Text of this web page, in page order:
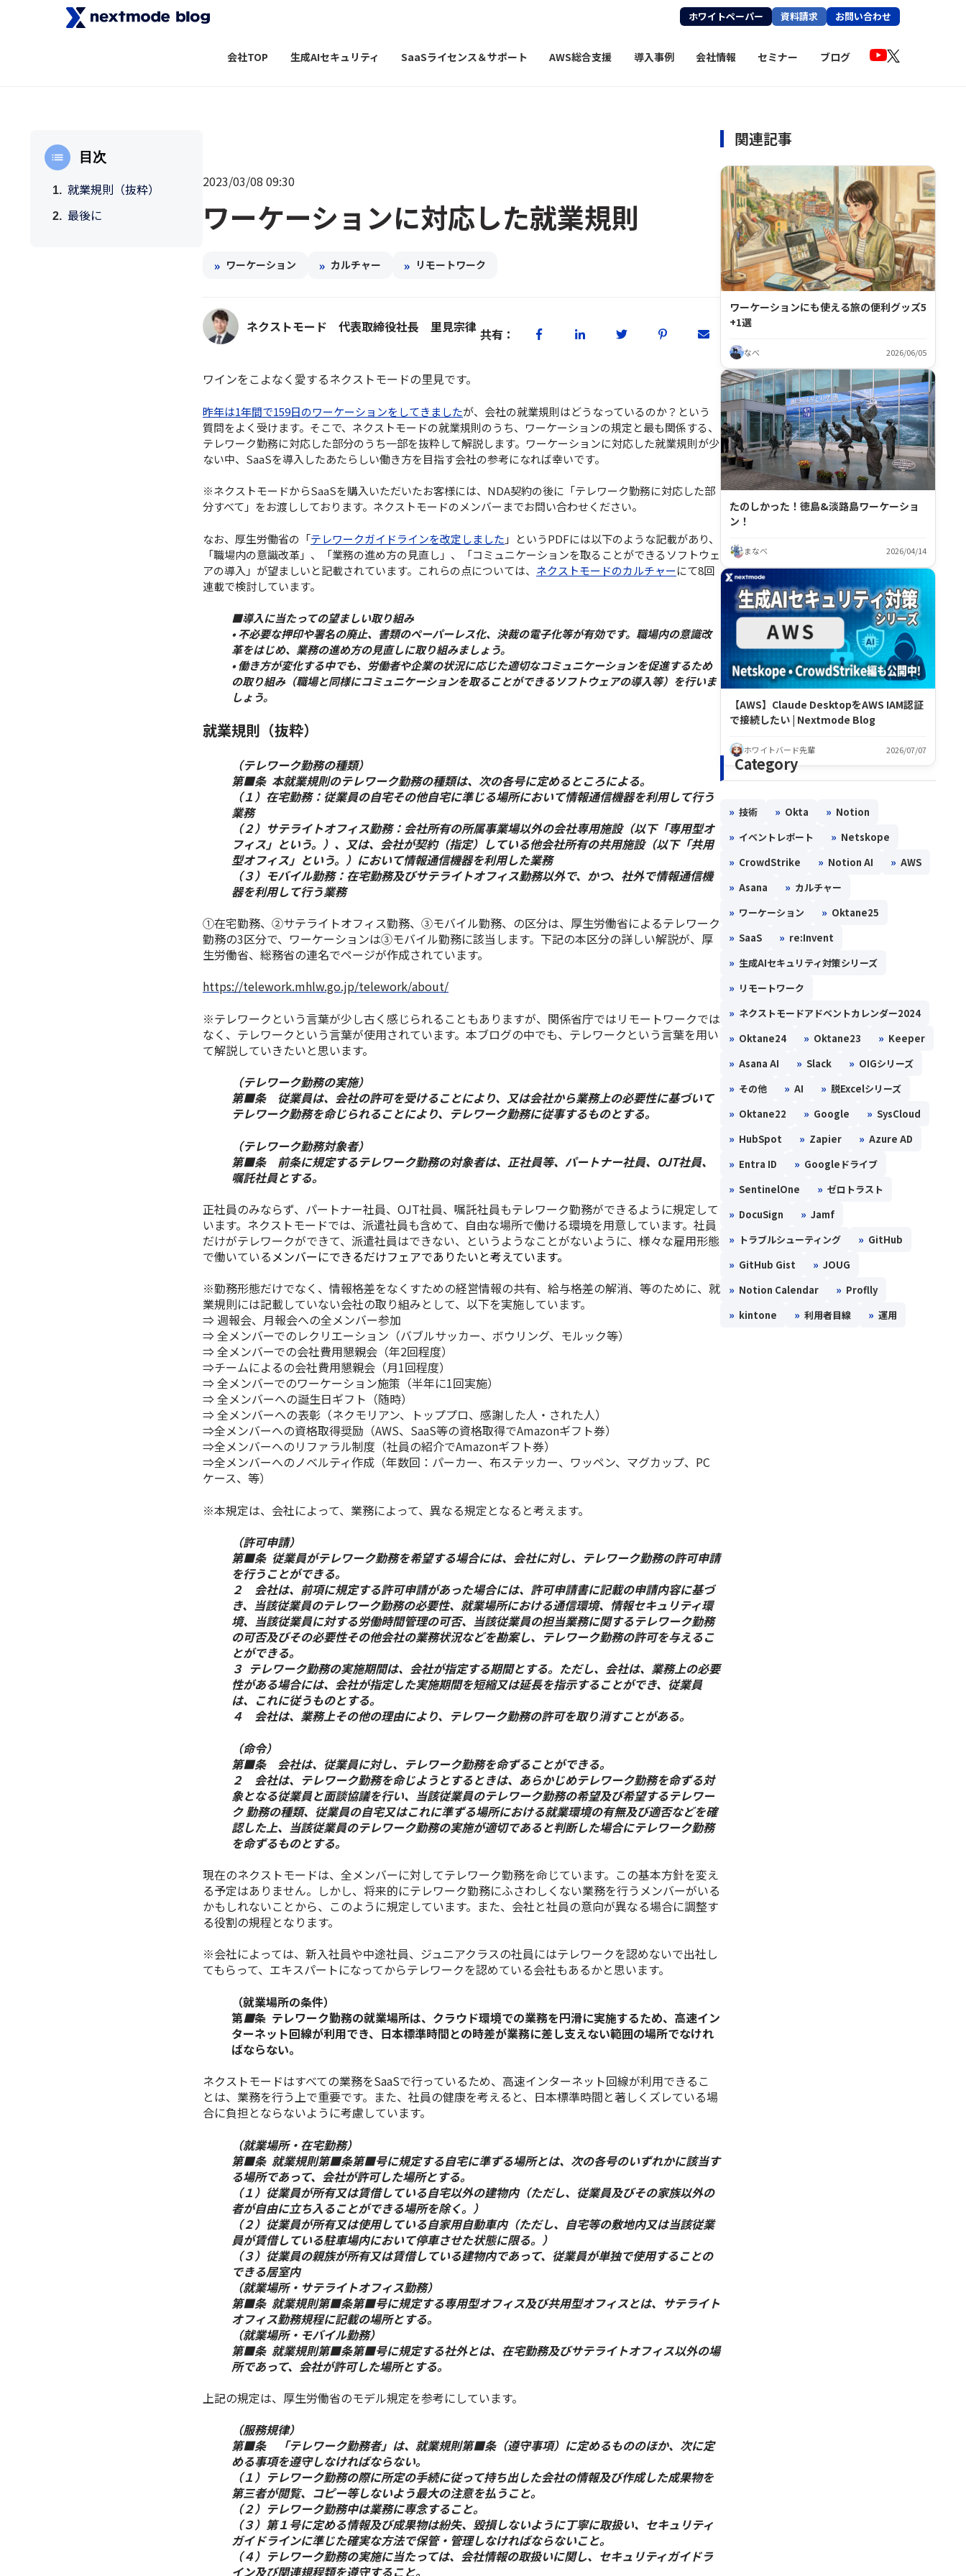
ホワイトペーパー 資料請求 お問い合わせ
会社TOP 生成AIセキュリティ SaaSライセンス＆サポート AWS総合支援 導入事例 会社情報 セミナー ブログ
目次
就業規則（抜粋）
最後に
2023/03/08 09:30
ワーケーションに対応した就業規則
» ワーケーション » カルチャー » リモートワーク
ネクストモード 代表取締役社長 里見宗律 共有：
ワインをこよなく愛するネクストモードの里見です。
昨年は1年間で159日のワーケーションをしてきましたが、会社の就業規則はどうなっているのか？という
質問をよく受けます。そこで、ネクストモードの就業規則のうち、ワーケーションの規定と最も関係する、
テレワーク勤務に対応した部分のうち一部を抜粋して解説します。ワーケーションに対応した就業規則が少
ない中、SaaSを導入したあたらしい働き方を目指す会社の参考になれば幸いです。
※ネクストモードからSaaSを購入いただいたお客様には、NDA契約の後に「テレワーク勤務に対応した部
分すべて」をお渡ししております。ネクストモードのメンバーまでお問い合わせください。
なお、厚生労働省の「テレワークガイドラインを改定しました 」というPDFには以下のような記載があり、
「職場内の意識改革」、「業務の進め方の見直し」、「コミュニケーションを取ることができるソフトウェ
アの導入」が望ましいと記載されています。これらの点については、 ネクストモードのカルチャーにて8回
連載で検討しています。
■導入に当たっての望ましい取り組み
• 不必要な押印や署名の廃止、書類のペーパーレス化、決裁の電子化等が有効です。職場内の意識改
革をはじめ、業務の進め方の見直しに取り組みましょう。
• 働き方が変化する中でも、労働者や企業の状況に応じた適切なコミュニケーションを促進するため
の取り組み（職場と同様にコミュニケーションを取ることができるソフトウェアの導入等）を行いま
しょう。
就業規則（抜粋）
（テレワーク勤務の種類）
第■条 本就業規則のテレワーク勤務の種類は、次の各号に定めるところによる。
（１）在宅勤務：従業員の自宅その他自宅に準じる場所において情報通信機器を利用して行う
業務
（２）サテライトオフィス勤務：会社所有の所属事業場以外の会社専用施設（以下「専用型オ
フィス」という。）、又は、会社が契約（指定）している他会社所有の共用施設（以下「共用
型オフィス」という。）において情報通信機器を利用した業務
（３）モバイル勤務：在宅勤務及びサテライトオフィス勤務以外で、かつ、社外で情報通信機
器を利用して行う業務
①在宅勤務、②サテライトオフィス勤務、③モバイル勤務、の区分は、厚生労働省によるテレワーク
勤務の3区分で、ワーケーションは③モバイル勤務に該当します。下記の本区分の詳しい解説が、厚
生労働省、総務省の連名でページが作成されています。
https://telework.mhlw.go.jp/telework/about/
※テレワークという言葉が少し古く感じられることもありますが、 関係省庁ではリモートワークでは
なく、テレワークという言葉が使用されています。本ブログの中でも、テレワークという言葉を用い
て解説していきたいと思います。
（テレワーク勤務の実施）
第■条 従業員は、会社の許可を受けることにより、又は会社から業務上の必要性に基づいて
テレワーク勤務を命じられることにより、テレワーク勤務に従事するものとする。
（テレワーク勤務対象者）
第■条 前条に規定するテレワーク勤務の対象者は、正社員等、パートナー社員、OJT社員、
嘱託社員とする。
正社員のみならず、パートナー社員、OJT社員、嘱託社員もテレワーク勤務ができるように規定して
います。 ネクストモードでは、 派遣社員も含めて、自由な場所で働ける環境を用意しています。 社員
だけがテレワークができて、派遣社員はできない、というようなことがないように、様々な雇用形態
で働いているメンバーにできるだけフェアでありたいと考えています。
※勤務形態だけでなく、情報格差をなくすための経営情報の共有、給与格差の解消、等のために、就
業規則には記載していない会社の取り組みとして、以下を実施しています。
⇒ 週報会、月報会への全メンバー参加
⇒ 全メンバーでのレクリエーション（バブルサッカー、ボウリング、モルック等）
⇒ 全メンバーでの会社費用懇親会（年2回程度）
⇒チームによるの会社費用懇親会（月1回程度）
⇒ 全メンバーでのワーケーション施策（半年に1回実施）
⇒ 全メンバーへの誕生日ギフト（随時）
⇒ 全メンバーへの表彰（ネクモリアン、トッププロ、感謝した人・された人）
⇒全メンバーへの資格取得奨励（AWS、SaaS等の資格取得でAmazonギフト券）
⇒全メンバーへのリファラル制度（社員の紹介でAmazonギフト券）
⇒全メンバーへのノベルティ作成（年数回：パーカー、布ステッカー、ワッペン、マグカップ、PC
ケース、等）
※本規定は、会社によって、業務によって、異なる規定となると考えます。
（許可申請）
第■条 従業員がテレワーク勤務を希望する場合には、会社に対し、テレワーク勤務の許可申請
を行うことができる。
２ 会社は、前項に規定する許可申請があった場合には、許可申請書に記載の申請内容に基づ
き、当該従業員のテレワーク勤務の必要性、就業場所における通信環境、情報セキュリティ環
境、当該従業員に対する労働時間管理の可否、当該従業員の担当業務に関するテレワーク勤務
の可否及びその必要性その他会社の業務状況などを勘案し、テレワーク勤務の許可を与えるこ
とができる。
３ テレワーク勤務の実施期間は、会社が指定する期間とする。ただし、会社は、業務上の必要
性がある場合には、会社が指定した実施期間を短縮又は延長を指示することができ、従業員
は、これに従うものとする。
４ 会社は、業務上その他の理由により、テレワーク勤務の許可を取り消すことがある。
（命令）
第■条 会社は、従業員に対し、テレワーク勤務を命ずることができる。
２ 会社は、テレワーク勤務を命じようとするときは、あらかじめテレワーク勤務を命ずる対
象となる従業員と面談協議を行い、当該従業員のテレワーク勤務の希望及び希望するテレワー
ク 勤務の種類、従業員の自宅又はこれに準ずる場所における就業環境の有無及び適否などを確
認した上、当該従業員のテレワーク勤務の実施が適切であると判断した場合にテレワーク勤務
を命ずるものとする。
現在のネクストモードは、全メンバーに対してテレワーク勤務を命じています。この基本方針を変え
る予定はありません。しかし、将来的にテレワーク勤務にふさわしくない業務を行うメンバーがいる
かもしれないことから、このように規定しています。 また、 会社と社員の意向が異なる場合に調整す
る役割の規程となります。
※会社によっては、新入社員や中途社員、ジュニアクラスの社員にはテレワークを認めないで出社し
てもらって、エキスパートになってからテレワークを認めている会社もあるかと思います。
（就業場所の条件）
第■条 テレワーク勤務の就業場所は、クラウド環境での業務を円滑に実施するため、高速イン
ターネット回線が利用でき、日本標準時間との時差が業務に差し支えない範囲の場所でなけれ
ばならない。
ネクストモードはすべての業務をSaaSで行っているため、高速インターネット回線が利用できるこ
とは、業務を行う上で重要です。また、社員の健康を考えると、日本標準時間と著しくズレている場
合に負担とならないように考慮しています。
（就業場所・在宅勤務）
第■条 就業規則第■条第■号に規定する自宅に準ずる場所とは、次の各号のいずれかに該当す
る場所であって、会社が許可した場所とする。
（１）従業員が所有又は賃借している自宅以外の建物内（ただし、従業員及びその家族以外の
者が自由に立ち入ることができる場所を除く。）
（２）従業員が所有又は使用している自家用自動車内（ただし、自宅等の敷地内又は当該従業
員が賃借している駐車場内において停車させた状態に限る。）
（３）従業員の親族が所有又は賃借している建物内であって、従業員が単独で使用することの
できる居室内
（就業場所・サテライトオフィス勤務）
第■条 就業規則第■条第■号に規定する専用型オフィス及び共用型オフィスとは、サテライト
オフィス勤務規程に記載の場所とする。
（就業場所・モバイル勤務）
第■条 就業規則第■条第■号に規定する社外とは、在宅勤務及びサテライトオフィス以外の場
所であって、会社が許可した場所とする。
上記の規定は、厚生労働省のモデル規定を参考にしています。
（服務規律）
第■条 「テレワーク勤務者」は、就業規則第■条（遵守事項）に定めるもののほか、次に定
める事項を遵守しなければならない。
（１）テレワーク勤務の際に所定の手続に従って持ち出した会社の情報及び作成した成果物を
第三者が閲覧、コピー等しないよう最大の注意を払うこと。
（２）テレワーク勤務中は業務に専念すること。
（３）第１号に定める情報及び成果物は紛失、毀損しないように丁寧に取扱い、セキュリティ
ガイドラインに準じた確実な方法で保管・管理しなければならないこと。
（４）テレワーク勤務の実施に当たっては、会社情報の取扱いに関し、セキュリティガイドラ
イン及び関連規程類を遵守すること。
関連記事
ワーケーションにも使える旅の便利グッズ5
+1選
なべ 2026/06/05
たのしかった！徳島&淡路島ワーケーショ
ン！
まなべ 2026/04/14
【AWS】Claude DesktopをAWS IAM認証
で接続したい | Nextmode Blog
ホワイトバード先輩 2026/07/07
Category
» 技術 » Okta » Notion
» イベントレポート » Netskope
» CrowdStrike » Notion AI » AWS
» Asana » カルチャー
» ワーケーション » Oktane25
» SaaS » re:Invent
» 生成AIセキュリティ対策シリーズ
» リモートワーク
» ネクストモードアドベントカレンダー2024
» Oktane24 » Oktane23 » Keeper
» Asana AI » Slack » OIGシリーズ
» その他 » AI » 脱Excelシリーズ
» Oktane22 » Google » SysCloud
» HubSpot » Zapier » Azure AD
» Entra ID » Googleドライブ
» SentinelOne » ゼロトラスト
» DocuSign » Jamf
» トラブルシューティング » GitHub
» GitHub Gist » JOUG
» Notion Calendar » Proflly
» kintone » 利用者目線 » 運用